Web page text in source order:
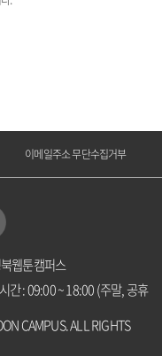
이메일주소 무단수집거부
웹툰캠퍼스
간 : 09:00 ~ 18:00 (주말, 공휴
CAMPUS. ALL RIGHTS